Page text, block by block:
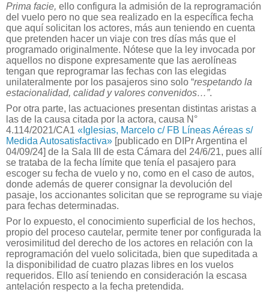
Prima facie, ello configura la admisión de la reprogramación
del vuelo pero no que sea realizado en la específica fecha
que aquí solicitan los actores, más aun teniendo en cuenta
que pretenden hacer un viaje con tres días más que el
programado originalmente. Nótese que la ley invocada por
aquellos no dispone expresamente que las aerolíneas
tengan que reprogramar las fechas con las elegidas
unilateralmente por los pasajeros sino solo “respetando la
estacionalidad, calidad y valores convenidos…”.
Por otra parte, las actuaciones presentan distintas aristas a
las de la causa citada por la actora, causa N°
4.114/2021/CA1 «Iglesias, Marcelo c/ FB Líneas Aéreas s/
Medida Autosatisfactiva» [publicado en DIPr Argentina el
04/09/24] de la Sala III de esta Cámara del 24/6/21, pues allí
se trataba de la fecha límite que tenía el pasajero para
escoger su fecha de vuelo y no, como en el caso de autos,
donde además de querer consignar la devolución del
pasaje, los accionantes solicitan que se reprograme su viaje
para fechas determinadas.
Por lo expuesto, el conocimiento superficial de los hechos,
propio del proceso cautelar, permite tener por configurada la
verosimilitud del derecho de los actores en relación con la
reprogramación del vuelo solicitada, bien que supeditada a
la disponibilidad de cuatro plazas libres en los vuelos
requeridos. Ello así teniendo en consideración la escasa
antelación respecto a la fecha pretendida.